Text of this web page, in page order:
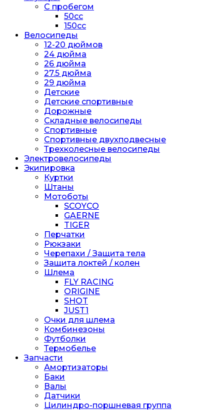
С пробегом
50cc
150cc
Велосипеды
12-20 дюймов
24 дюйма
26 дюйма
27.5 дюйма
29 дюйма
Детские
Детские спортивные
Дорожные
Складные велосипеды
Спортивные
Спортивные двухподвесные
Трехколесные велосипеды
Электровелосипеды
Экипировка
Куртки
Штаны
Мотоботы
SCOYCO
GAERNE
TIGER
Перчатки
Рюкзаки
Черепахи / Защита тела
Защита локтей / колен
Шлема
FLY RACING
ORIGINE
SHOT
JUST1
Очки для шлема
Комбинезоны
Футболки
Термобелье
Запчасти
Амортизаторы
Баки
Валы
Датчики
Цилиндро-поршневая группа